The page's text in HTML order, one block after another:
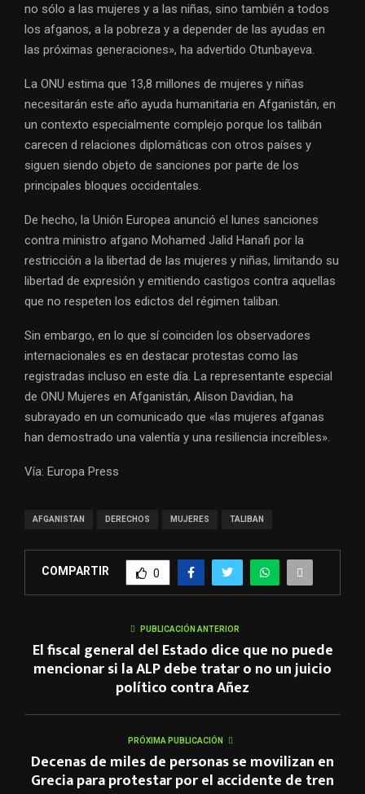
no sólo a las mujeres y a las niñas, sino también a todos
los afganos, a la pobreza y a depender de las ayudas en
las próximas generaciones», ha advertido Otunbayeva.
La ONU estima que 13,8 millones de mujeres y niñas
necesitarán este año ayuda humanitaria en Afganistán, en
un contexto especialmente complejo porque los talibán
carecen d relaciones diplomáticas con otros países y
siguen siendo objeto de sanciones por parte de los
principales bloques occidentales.
De hecho, la Unión Europea anunció el lunes sanciones
contra ministro afgano Mohamed Jalid Hanafi por la
restricción a la libertad de las mujeres y niñas, limitando su
libertad de expresión y emitiendo castigos contra aquellas
que no respeten los edictos del régimen taliban.
Sin embargo, en lo que sí coinciden los observadores
internacionales es en destacar protestas como las
registradas incluso en este día. La representante especial
de ONU Mujeres en Afganistán, Alison Davidian, ha
subrayado en un comunicado que «las mujeres afganas
han demostrado una valentía y una resiliencia increíbles».
Vía: Europa Press
AFGANISTAN DERECHOS MUJERES TALIBAN
COMPARTIR 0
PUBLICACIÓN ANTERIOR
El fiscal general del Estado dice que no puede
mencionar si la ALP debe tratar o no un juicio
político contra Añez
PRÓXIMA PUBLICACIÓN
Decenas de miles de personas se movilizan en
Grecia para protestar por el accidente de tren